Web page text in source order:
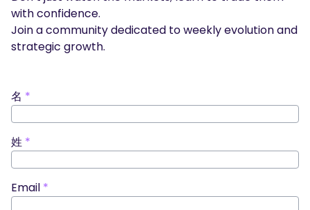
with confidence.
Join a community dedicated to weekly evolution and
strategic growth.
名 *
姓 *
Email *